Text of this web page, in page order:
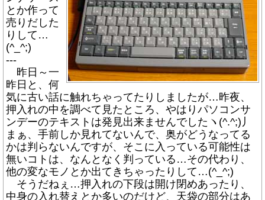
とか作って
売りだした
りして…
(^_^;)
---
昨日～一
昨日と、何
気に古い話に触れちゃってたりしましたが…昨夜、
押入れの中を調べて見たところ、やはりパソコンサ
ンデーのテキストは発見出来ませんでしたヽ(^.^;)丿
まぁ、手前しか見れてないんで、奥がどうなってる
かは判らないんですが、そこに入っている可能性は
無いコトは、なんとなく判っている…その代わり、
他の変なモノとか出てきちゃったりして…(^_^;)
そうだねぇ…押入れの下段は開け閉めあったり、
中身の入れ替えとか多いのだけど、天袋の部分はあ